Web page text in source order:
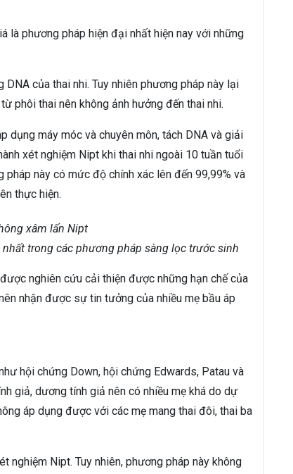
là phương pháp hiện đại nhất hiện nay với những
của thai nhi. Tuy nhiên phương pháp này lại
phôi thai nên không ảnh hưởng đến thai nhi.
dụng máy móc và chuyên môn, tách DNA và giải
xét nghiệm Nipt khi thai nhi ngoài 10 tuần tuổi
này có mức độ chính xác lên đến 99,99% và
thực hiện.
trong các phương pháp sàng lọc trước sinh
nghiên cứu cải thiện được những hạn chế của
nhận được sự tin tưởng của nhiều mẹ bầu áp
hội chứng Down, hội chứng Edwards, Patau và
giả, dương tính giả nên có nhiều mẹ khá do dự
áp dụng được với các mẹ mang thai đôi, thai ba
nghiệm Nipt. Tuy nhiên, phương pháp này không